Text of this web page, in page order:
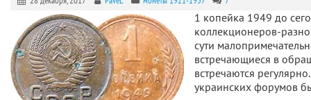
1 копейка 1949 до
коллекционеров-
сути
встречающиеся в
встречаются
украинских форумов